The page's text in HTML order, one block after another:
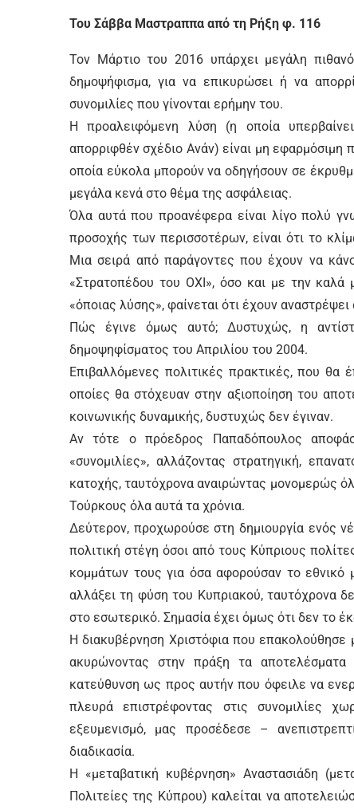
Του Σάββα Μαστραππα από τη Ρήξη φ. 116
Τον Μάρτιο του 2016 υπάρχει μεγάλη
δημοψήφισμα, για να επικυρώσει ή να
συνομιλίες που γίνονται ερήμην του.
Η προαλειφόμενη λύση (η οποία
απορριφθέν σχέδιο Ανάν) είναι μη εφαρμόσιμη
οποία εύκολα μπορούν να οδηγήσουν σε
μεγάλα κενά στο θέμα της ασφάλειας.
Όλα αυτά που προανέφερα είναι λίγο πολύ
προσοχής των περισσοτέρων, είναι ότι το
Μια σειρά από παράγοντες που έχουν να
«Στρατοπέδου του ΟΧΙ», όσο και με την καλά
«όποιας λύσης», φαίνεται ότι έχουν
Πώς έγινε όμως αυτό; Δυστυχώς, η
δημοψηφίσματος του Απριλίου του 2004.
Επιβαλλόμενες πολιτικές πρακτικές, που θα
οποίες θα στόχευαν στην αξιοποίηση του
κοινωνικής δυναμικής, δυστυχώς δεν έγιναν.
Αν τότε ο πρόεδρος Παπαδόπουλος
«συνομιλίες», αλλάζοντας στρατηγική,
κατοχής, ταυτόχρονα αναιρώντας μονομερώς
Τούρκους όλα αυτά τα χρόνια.
Δεύτερον, προχωρούσε στη δημιουργία ενός
πολιτική στέγη όσοι από τους Κύπριους
κομμάτων τους για όσα αφορούσαν το
αλλάξει τη φύση του Κυπριακού, ταυτόχρονα
στο εσωτερικό. Σημασία έχει όμως ότι δεν το
Η διακυβέρνηση Χριστόφια που
ακυρώνοντας στην πράξη τα αποτελέσματα
κατεύθυνση ως προς αυτήν που όφειλε να
πλευρά επιστρέφοντας στις συνομιλίες
εξευμενισμό, μας προσέδεσε –
διαδικασία.
Η «μεταβατική κυβέρνηση» Αναστασιάδη
Πολιτείες της Κύπρου) καλείται να